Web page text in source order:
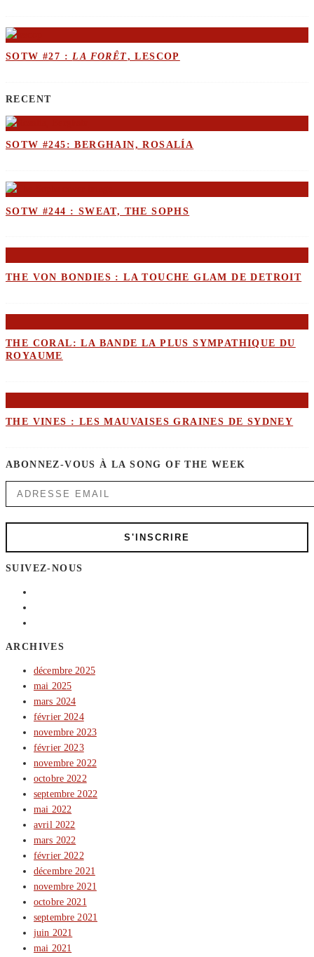
SOTW #27 :LA FORÊT, LESCOP
RECENT
SOTW #245: BERGHAIN, ROSALÍA
SOTW #244 : SWEAT, THE SOPHS
THE VON BONDIES : LA TOUCHE GLAM DE DETROIT
THE CORAL: LA BANDE LA PLUS SYMPATHIQUE DU
ROYAUME
THE VINES : LES MAUVAISES GRAINES DE SYDNEY
ABONNEZ-VOUS À LA SONG OF THE WEEK
SUIVEZ-NOUS
ARCHIVES
décembre 2025
mai 2025
mars 2024
février 2024
novembre 2023
février 2023
novembre 2022
octobre 2022
septembre 2022
mai 2022
avril 2022
mars 2022
février 2022
décembre 2021
novembre 2021
octobre 2021
septembre 2021
juin 2021
mai 2021